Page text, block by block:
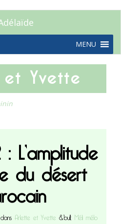
MENU
et Yvette
L’amplitude
du désert
Arlette et Yvette &bull; Méli mélo